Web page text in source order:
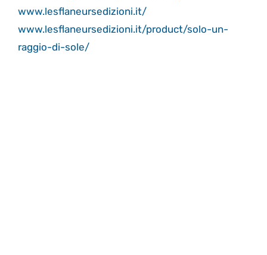
www.lesflaneursedizioni.it/
www.lesflaneursedizioni.it/product/solo-un-
raggio-di-sole/